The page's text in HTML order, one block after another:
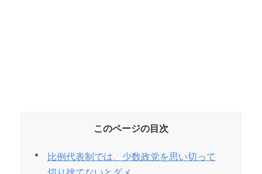
このページの目次
比例代表制では、少数政党を思い切って